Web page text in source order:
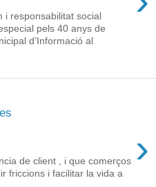
i responsabilitat social
pels 40 anys de
d’Informació al
›
de client , i que comerços
friccions i facilitar la vida a